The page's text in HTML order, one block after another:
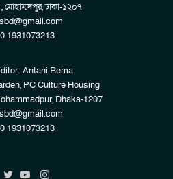
মোহাম্মদপুর, ঢাকা-১২০৭
1931073213
Antani Rema
PC Culture Housing
Dhaka-1207
1931073213
Instagram